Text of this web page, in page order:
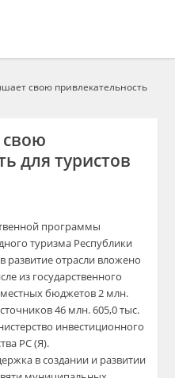
свою привлекательность
для туристов
программы
туризма Республики
развитие отрасли вложено
из государственного
бюджетов 2 млн.
46 млн. 605,0 тыс.
инвестиционного
РС (Я).
в создании и развитии